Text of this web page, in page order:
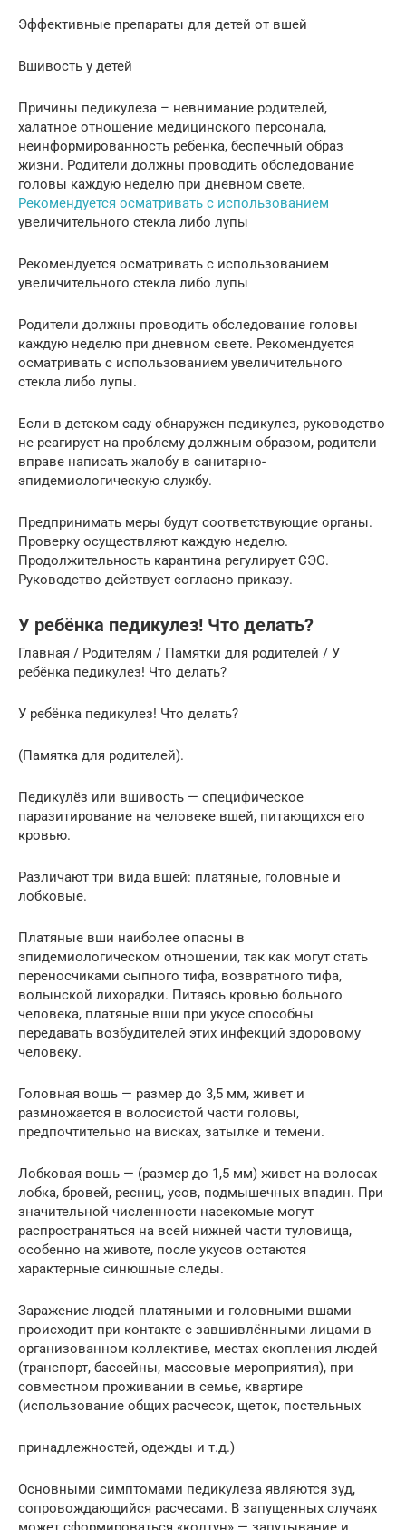
Эффективные препараты для детей от вшей
Вшивость у детей
Причины педикулеза – невнимание родителей,
халатное отношение медицинского персонала,
неинформированность ребенка, беспечный образ
жизни. Родители должны проводить обследование
головы каждую неделю при дневном свете.
Рекомендуется осматривать с использованием
увеличительного стекла либо лупы
Рекомендуется осматривать с использованием
увеличительного стекла либо лупы
Родители должны проводить обследование головы
каждую неделю при дневном свете. Рекомендуется
осматривать с использованием увеличительного
стекла либо лупы.
Если в детском саду обнаружен педикулез, руководство
не реагирует на проблему должным образом, родители
вправе написать жалобу в санитарно-
эпидемиологическую службу.
Предпринимать меры будут соответствующие органы.
Проверку осуществляют каждую неделю.
Продолжительность карантина регулирует СЭС.
Руководство действует согласно приказу.
У ребёнка педикулез! Что делать?
Главная / Родителям / Памятки для родителей / У
ребёнка педикулез! Что делать?
У ребёнка педикулез! Что делать?
(Памятка для родителей).
Педикулёз или вшивость — специфическое
паразитирование на человеке вшей, питающихся его
кровью.
Различают три вида вшей: платяные, головные и
лобковые.
Платяные вши наиболее опасны в
эпидемиологическом отношении, так как могут стать
переносчиками сыпного тифа, возвратного тифа,
волынской лихорадки. Питаясь кровью больного
человека, платяные вши при укусе способны
передавать возбудителей этих инфекций здоровому
человеку.
Головная вошь — размер до 3,5 мм, живет и
размножается в волосистой части головы,
предпочтительно на висках, затылке и темени.
Лобковая вошь — (размер до 1,5 мм) живет на волосах
лобка, бровей, ресниц, усов, подмышечных впадин. При
значительной численности насекомые могут
распространяться на всей нижней части туловища,
особенно на животе, после укусов остаются
характерные синюшные следы.
Заражение людей платяными и головными вшами
происходит при контакте с завшивлёнными лицами в
организованном коллективе, местах скопления людей
(транспорт, бассейны, массовые мероприятия), при
совместном проживании в семье, квартире
(использование общих расчесок, щеток, постельных
принадлежностей, одежды и т.д.)
Основными симптомами педикулеза являются зуд,
сопровождающийся расчесами. В запущенных случаях